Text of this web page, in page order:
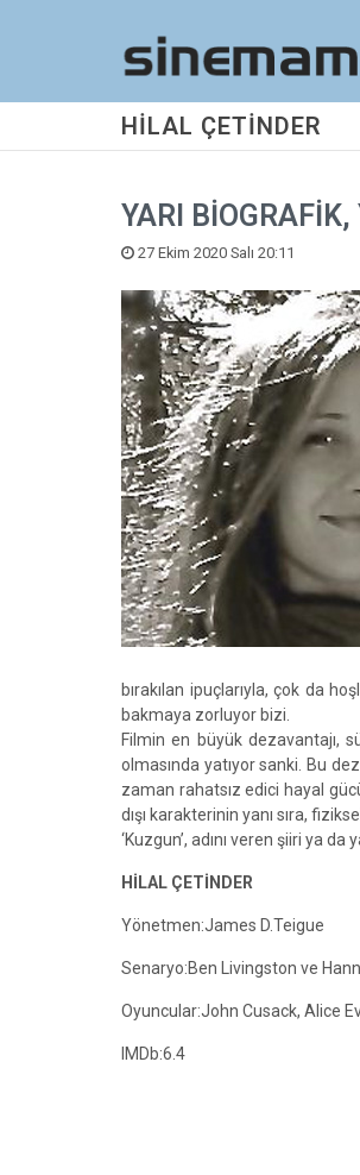
HİLAL ÇETİNDER
YARI BİOGRAFİK,
27 Ekim 2020 Salı 20:11
bırakılan ipuçlarıyla, çok da
bakmaya zorluyor bizi.
Filmin en büyük dezavantajı,
olmasında yatıyor sanki. Bu
zaman rahatsız edici hayal
dışı karakterinin yanı sıra,
‘Kuzgun’, adını veren şiiri ya
HİLAL ÇETİNDER
Yönetmen:James D.Teigue
Senaryo:Ben Livingston ve
Oyuncular:John Cusack, Alice
IMDb:6.4